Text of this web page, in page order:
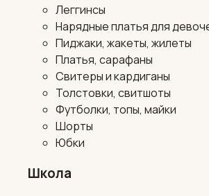
Леггинсы
Нарядные платья для
Пиджаки, жакеты, жилеты
Платья, сарафаны
Свитеры и кардиганы
Толстовки, свитшоты
Футболки, топы, майки
Шорты
Юбки
Школа